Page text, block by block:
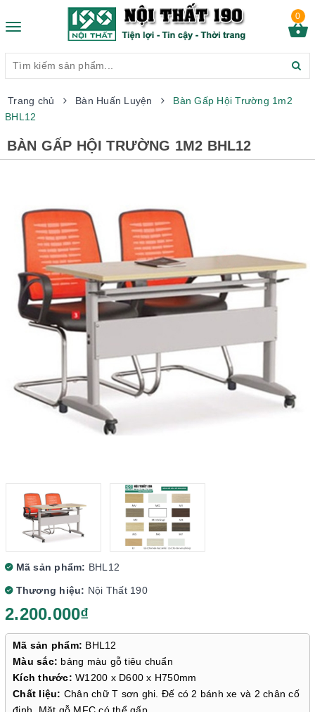
Toggle
0
Trang chủ Bàn Huấn Luyện
Bàn Gấp Hội Trường 1m2
BHL12
BÀN GẤP HỘI TRƯỜNG 1M2 BHL12
Mã sản phẩm: BHL12
Thương hiệu: Nội Thất 190
2.200.000₫
Mã sản phẩm: BHL12
Màu sắc: bảng màu gỗ tiêu chuẩn
Kích thước: W1200 x D600 x H750mm
Chất liệu: Chân chữ T sơn ghi. Đế có 2 bánh xe và 2 chân cố